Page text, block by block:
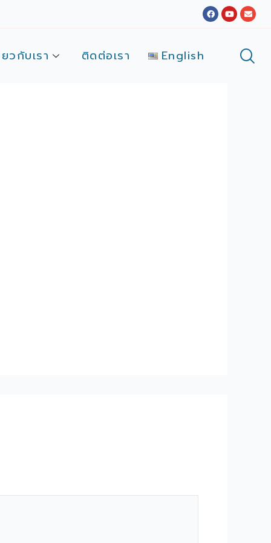
Facebook
Youtube
วกับเรา ติดต่อเรา English